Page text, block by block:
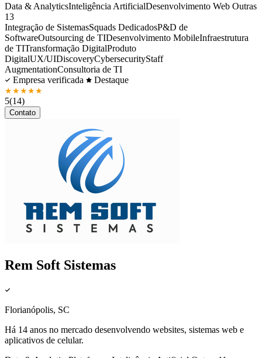
Data & AnalyticsInteligência ArtificialDesenvolvimento Web Outras
13
Integração de SistemasSquads DedicadosP&D de
SoftwareOutsourcing de TIDesenvolvimento MobileInfraestrutura
de TITransformação DigitalProduto
DigitalUX/UIDiscoveryCybersecurityStaff
AugmentationConsultoria de TI
Empresa verificada
Destaque
★★★★★
5(14)
Contato
Rem Soft Sistemas
Florianópolis, SC
Há 14 anos no mercado desenvolvendo websites, sistemas web e
aplicativos de celular.